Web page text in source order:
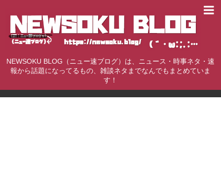
NEWSOKU BLOG（ニュー速ブログ）は、ニュース・時事ネタ・速
報から話題になってるもの、雑談ネタまでなんでもまとめていま
す！